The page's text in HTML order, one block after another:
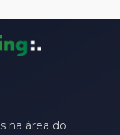
na área do